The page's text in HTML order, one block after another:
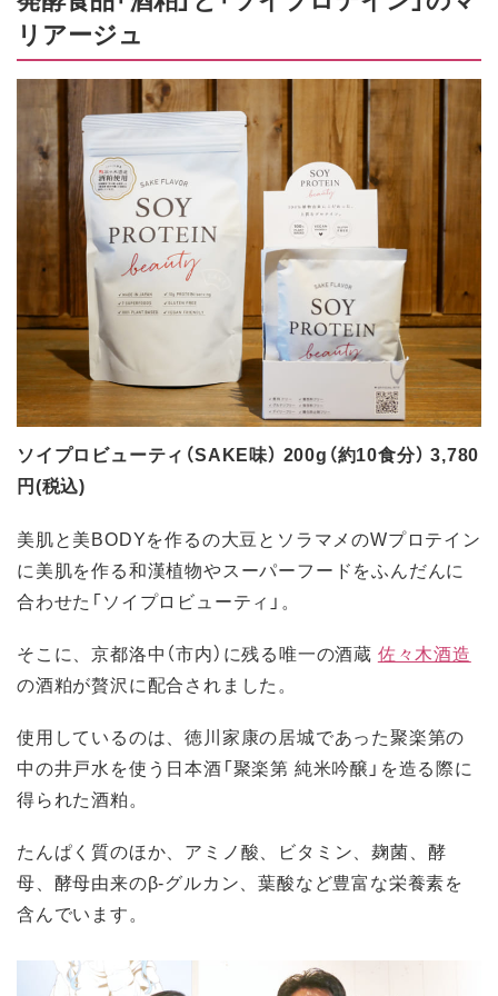
リアージュ
ソイプロビューティ（SAKE味） 200g（約10食分） 3,780
円(税込)
美肌と美BODYを作るの大豆とソラマメのWプロテイン
に美肌を作る和漢植物やスーパーフードをふんだんに
合わせた「ソイプロビューティ」。
そこに、京都洛中（市内）に残る唯一の酒蔵 佐々木酒造
の酒粕が贅沢に配合されました。
使用しているのは、徳川家康の居城であった聚楽第の
中の井戸水を使う日本酒「聚楽第 純米吟醸」を造る際に
得られた酒粕。
たんぱく質のほか、アミノ酸、ビタミン、麹菌、酵
母、酵母由来のβ-グルカン、葉酸など豊富な栄養素を
含んでいます。